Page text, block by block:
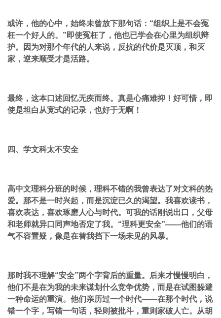
或许，他的心中，始终未曾放下那句话：“组织上是不会冤
枉一个好人的。”即使冤枉了，他也已学会在心里为组织辩
护。因为对那个年代的人来说，反抗的代价是灭顶，和灭
家，逆来顺受才是活路。
最终，这本口述回忆无疾而终。真是心痛难抑！好可惜，即
使是坦白从宽式的记录，也好于无啊！
四、学文科太不安全
高中文理科分班的时候，理科不错的我曾表达了对文科的热
爱。那不是一时兴起，而是沉淀已久的渴望。我喜欢读书，
喜欢表达，喜欢琢磨人心与时代。可我的话刚说出口，父母
和老师就异口同声地否定了我。“理科更安全”——他们的语
气不容置疑，像是在替我挡下一场未见的风暴。
那时我不理解“安全”两个字背后的重量。后来才慢慢明白，
他们不是在为我的未来谋划什么竞争优势，而是在试图躲避
一种命运的重演。他们亲历过一个时代——在那个时代，说
错一个字，写错一句话，轻则被批斗，重则家破人亡。从胡